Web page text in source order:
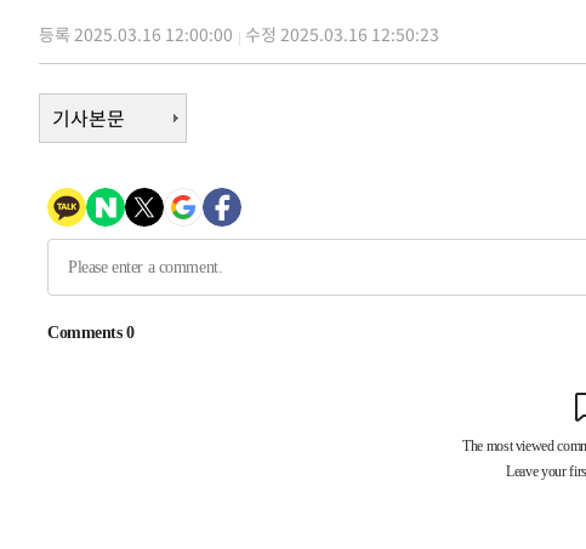
-21542초 전 >[속보]코스닥, 5.95포인트(0.74%) 상승한 807.62개장
-21510초 전 >[속보]코스피, 6300선 재탈환…1.09% 오른 6365.07 개장
-18675초 전 >
-17973초 전 >입추에도 극한더위…서울 낮 39도 '폭염중대경보'
례 큰 폭발음
-11652초 전 >[속보]美, 폴리실리콘 수입 규제…파생제품 15% 관세, 120일 후
발효
-9803초 전 >[속보]트럼프, 美 원정출산 금지 행정명령 서명
-7503초 전 >[속보] 뉴욕증시, 일제 하락 마감…나스닥 0.06%↓
25.3%↑
-28701초 전 >
[속보]'300억원대 사기 혐의' 차가원 대표 구속 송치
"미 전국적 살모네라 식중독 원인은 멕시코산 할라피뇨"-- CDC
등록 2025.03.16 12:00:00 수정 2025.03.16 12:50:23
기사본문